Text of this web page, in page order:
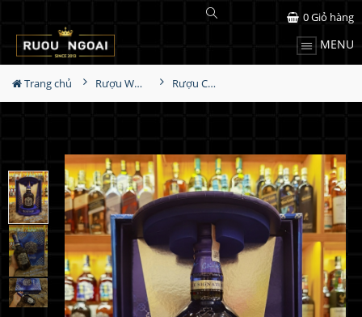
MENU
0Giỏ hàng
Trang chủ Rượu Whisky Rượu Chivas 18YO Blue Hộp Quà 2023